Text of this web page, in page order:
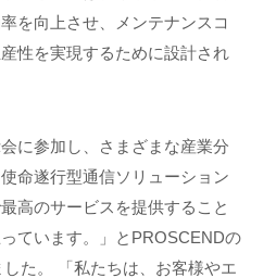
を向上させ、メンテナンスコ
性を実現するために設計され
に参加し、さまざまな産業分
命遂行型通信ソリューション
高のサービスを提供すること
ています。」とPROSCENDの
た。 「私たちは、お客様やエ